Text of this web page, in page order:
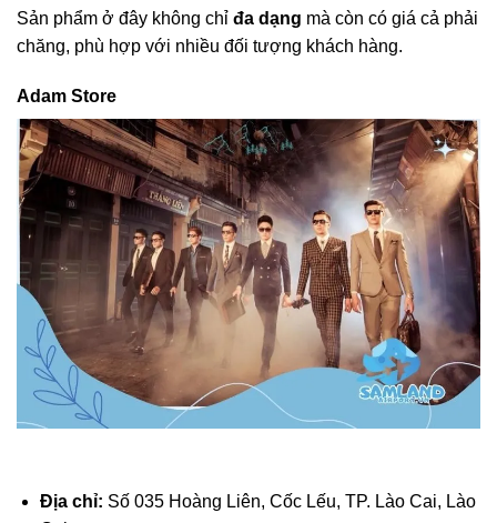
Sản phẩm ở đây không chỉ đa dạng mà còn có giá cả phải
chăng, phù hợp với nhiều đối tượng khách hàng.
Adam Store
Địa chỉ: Số 035 Hoàng Liên, Cốc Lếu, TP. Lào Cai, Lào